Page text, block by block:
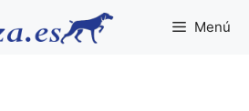
Menú